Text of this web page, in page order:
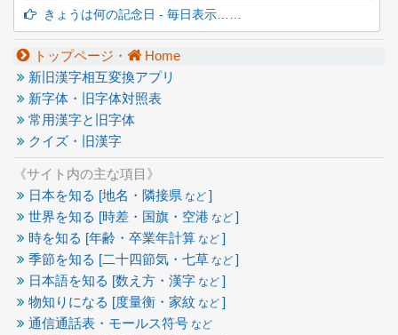
きょうは何の記念日 - 毎日表示……
トップページ・
Home
新旧漢字相互変換アプリ
新字体・旧字体対照表
常用漢字と旧字体
クイズ・旧漢字
《サイト内の主な項目》
日本を知る [地名・隣接県 など ]
世界を知る [時差・国旗・空港 など ]
時を知る [年齢・卒業年計算 など ]
季節を知る [二十四節気・七草 など ]
日本語を知る [数え方・漢字 など ]
物知りになる [度量衡・家紋 など ]
通信通話表・モールス符号 など